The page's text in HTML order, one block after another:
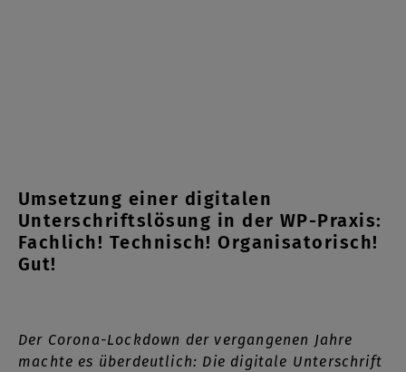
Umsetzung einer digitalen
Unterschriftslösung in der WP-Praxis:
Fachlich! Technisch! Organisatorisch!
Gut!
Der Corona-Lockdown der vergangenen Jahre
machte es überdeutlich: Die digitale Unterschrift